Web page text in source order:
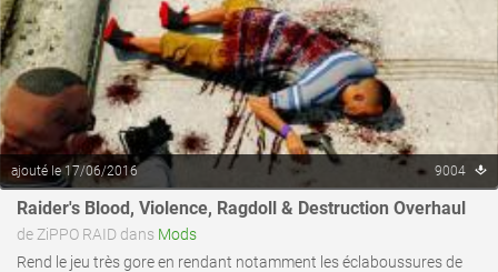
ajouté le 17/06/2016 9004
Raider's Blood, Violence, Ragdoll & Destruction Overhaul
de ZiPPO RAID dans Mods
Rend le jeu très gore en rendant notamment les éclaboussures de
voir ce fichier